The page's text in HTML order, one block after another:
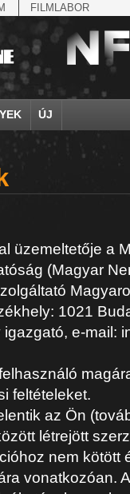
FILMLABOR
ÚJ
Antikomintern
április 4.
Albert Ferenc
Alag
üzemeltetője a
(Magyar
1021
e-mail:
feltételeket.
az Ön
létrejött
nem kötött
vonatkozóan.